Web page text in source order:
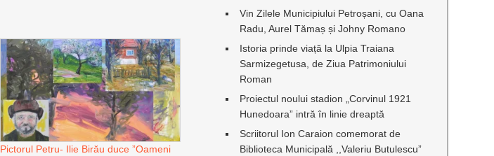
Pictorul Petru- Ilie Birău duce ”Oameni
Vin Zilele Municipiului Petroșani, cu Oana
Radu, Aurel Tămaș și Johny Romano
Istoria prinde viață la Ulpia Traiana
Sarmizegetusa, de Ziua Patrimoniului
Roman
Proiectul noului stadion „Corvinul 1921
Hunedoara” intră în linie dreaptă
Scriitorul Ion Caraion comemorat de
Biblioteca Municipală ,,Valeriu Butulescu”